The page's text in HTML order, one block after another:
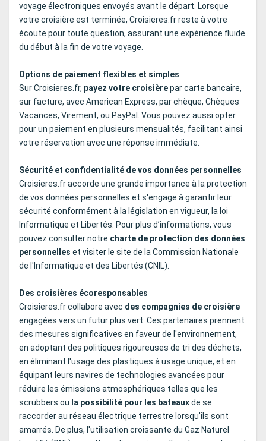
voyage électroniques envoyés avant le départ. Lorsque
votre croisière est terminée, Croisieres.fr reste à votre
écoute pour toute question, assurant une expérience fluide
du début à la fin de votre voyage.
Options de paiement flexibles et simples
Sur Croisieres.fr, payez votre croisièrepar carte bancaire,
sur facture, avec American Express, par chèque, Chèques
Vacances, Virement, ou PayPal. Vous pouvez aussi opter
pour un paiement en plusieurs mensualités, facilitant ainsi
votre réservation avec une réponse immédiate.
Sécurité et confidentialité de vos données personnelles
Croisieres.fr accorde une grande importance à la protection
de vos données personnelles et s'engage à garantir leur
sécurité conformément à la législation en vigueur, la loi
Informatique et Libertés. Pour plus d’informations, vous
pouvez consulter notre charte de protection des données
personnelles et visiter le site de la Commission Nationale
de l'Informatique et des Libertés (CNIL).
Des croisières écoresponsables
Croisieres.fr collabore avec des compagnies de croisière
engagées vers un futur plus vert. Ces partenaires prennent
des mesures significatives en faveur de l'environnement,
en adoptant des politiques rigoureuses de tri des déchets,
en éliminant l'usage des plastiques à usage unique, et en
équipant leurs navires de technologies avancées pour
réduire les émissions atmosphériques telles que les
scrubbers ou la possibilité pour les bateauxde se
raccorder au réseau électrique terrestre lorsqu'ils sont
amarrés. De plus, l'utilisation croissante du Gaz Naturel